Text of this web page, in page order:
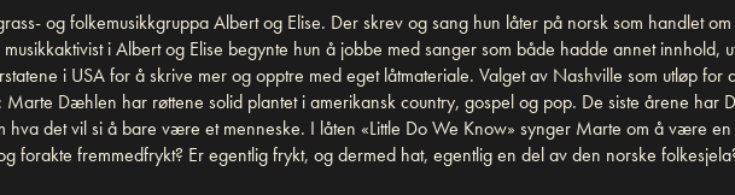
og folkemusikkgruppa Albert og Elise. Der skrev og sang hun låter på norsk som handlet
i Albert og Elise begynte hun å jobbe med sanger som både hadde annet innhold,
i USA for å skrive mer og opptre med eget låtmateriale. Valget av Nashville som utløp for
Marte Dæhlen har røttene solid plantet i amerikansk country, gospel og pop. De siste årene har
hva det vil si å bare være et menneske. I låten «Little Do We Know» synger Marte om å være
forakte fremmedfrykt? Er egentlig frykt, og dermed hat, egentlig en del av den norske